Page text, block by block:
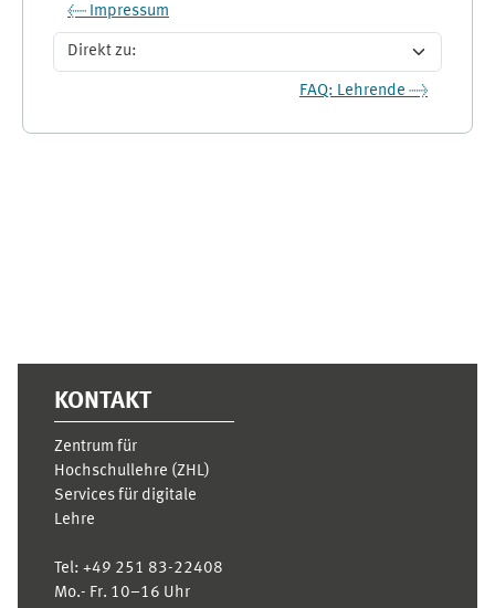
← Impressum
FAQ: Lehrende →
KONTAKT
Zentrum für
Hochschullehre (ZHL)
Services für digitale
Lehre
Tel: +49 251 83-22408
Mo.- Fr. 10–16 Uhr